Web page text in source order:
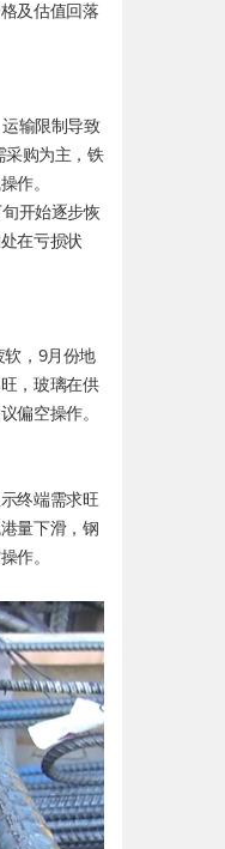
及估值回落
输限制导致
采购为主，铁
作。
开始逐步恢
在亏损状
软，9月份地
，玻璃在供
偏空操作。
终端需求旺
量下滑，钢
作。